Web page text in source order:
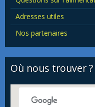
Adresses utiles
Nos partenaires
Où nous trouver ?